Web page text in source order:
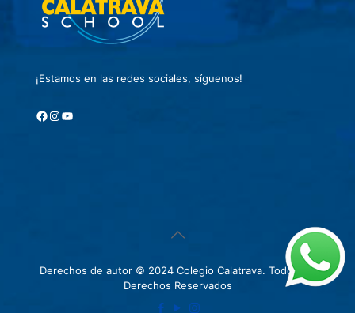
¡Estamos en las redes sociales, síguenos!
Facebook
Instagram
YouTube
Derechos de autor © 2024 Colegio Calatrava. Todos los
Derechos Reservados